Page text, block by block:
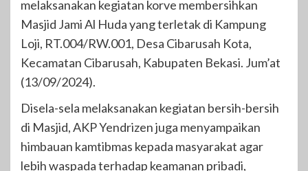
melaksanakan kegiatan korve membersihkan
Masjid Jami Al Huda yang terletak di Kampung
Loji, RT.004/RW.001, Desa Cibarusah Kota,
Kecamatan Cibarusah, Kabupaten Bekasi. Jum’at
(13/09/2024).
Disela-sela melaksanakan kegiatan bersih-bersih
di Masjid, AKP Yendrizen juga menyampaikan
himbauan kamtibmas kepada masyarakat agar
lebih waspada terhadap keamanan pribadi,